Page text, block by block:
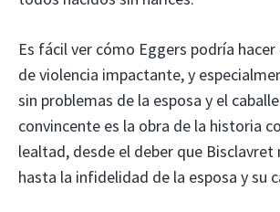
Es fácil ver cómo Eggers podría hacer
de violencia impactante, y
sin problemas de la esposa y el
convincente es la obra de la historia
lealtad, desde el deber que Bisclavret
hasta la infidelidad de la esposa y su